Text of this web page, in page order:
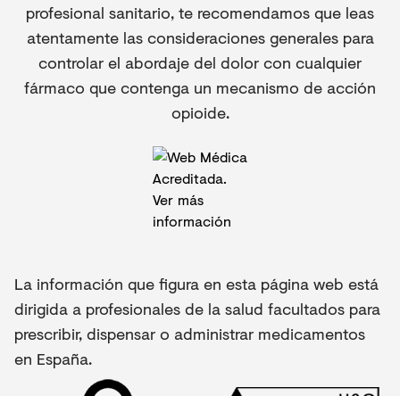
profesional sanitario, te recomendamos que leas
atentamente las consideraciones generales para
controlar el abordaje del dolor con cualquier
fármaco que contenga un mecanismo de acción
opioide.
La información que figura en esta página web está
dirigida a profesionales de la salud facultados para
prescribir, dispensar o administrar medicamentos
en España.